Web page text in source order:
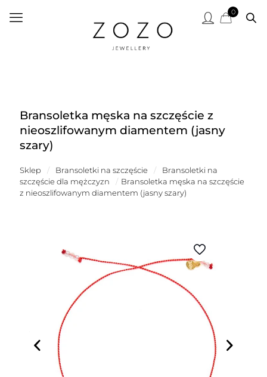
0
Bransoletka męska na szczęście z
nieoszlifowanym diamentem (jasny
szary)
Sklep / Bransoletki na szczęście /
Bransoletki na
szczęście dla mężczyzn
/ Bransoletka męska na szczęście
z nieoszlifowanym diamentem (jasny szary)